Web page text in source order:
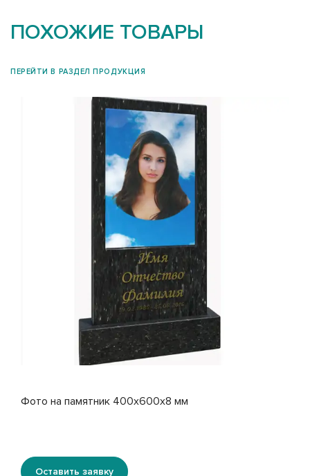
ПОХОЖИЕ ТОВАРЫ
ПЕРЕЙТИ В РАЗДЕЛ ПРОДУКЦИЯ
Фото на памятник 400x600x8 мм
Оставить заявку